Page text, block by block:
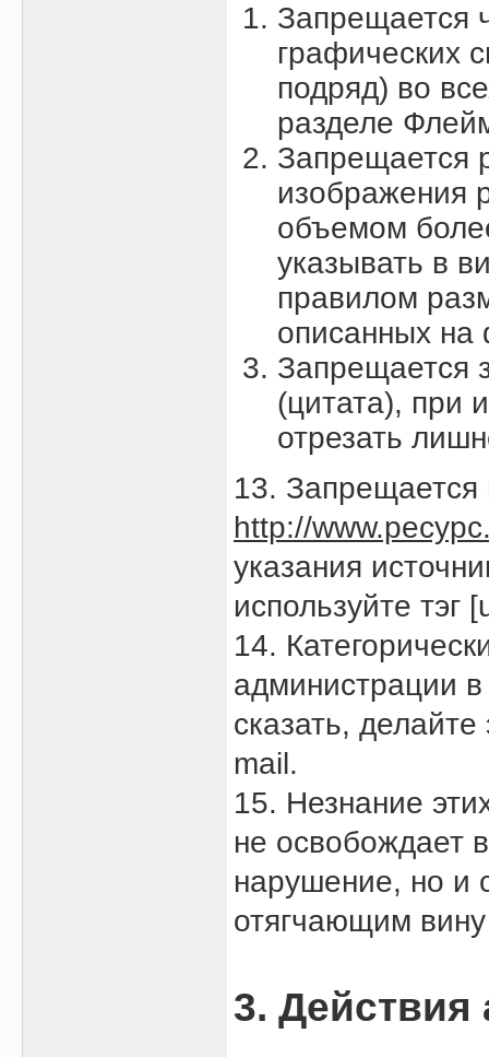
Запрещается
графических
подряд) во
разделе
Запрещается
изображения
объемом
указывать в
правилом
описанных
Запрещается
(цитата), при
отрезать
13. Запрещается
http://
указания
используйте тэг
14.
администрации
сказать,
mail.
15. Незнание
не освобождает
нарушение, но и
отягчающим
3.